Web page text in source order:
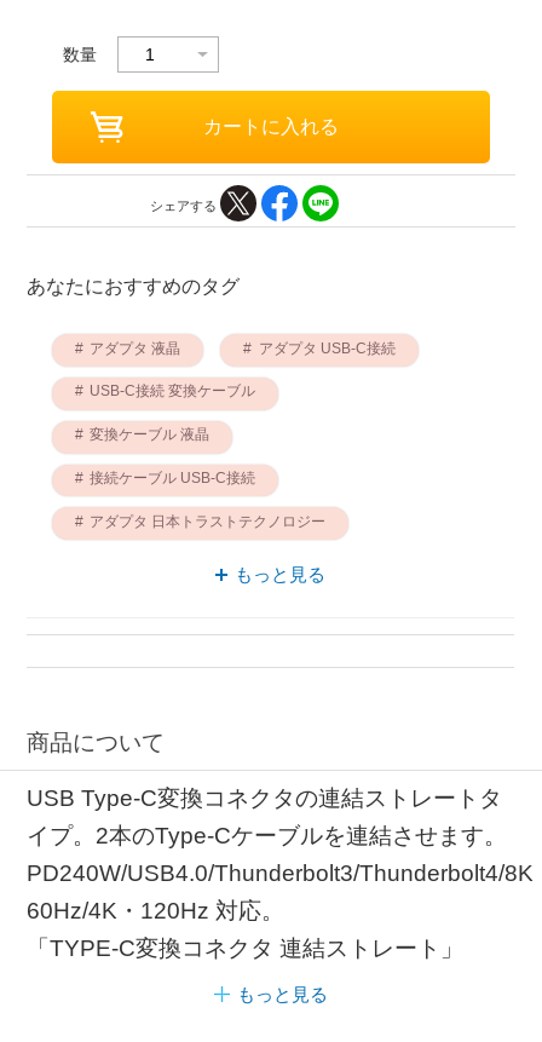
数量
シェアする
あなたにおすすめのタグ
アダプタ 液晶 アダプタ USB-C接続
USB-C接続 変換ケーブル
変換ケーブル 液晶
接続ケーブル USB-C接続
アダプタ 日本トラストテクノロジー
ストレート アダプタ
もっと見る
商品について
USB Type-C変換コネクタの連結ストレートタ
イプ。2本のType-Cケーブルを連結させます。
PD240W/USB4.0/Thunderbolt3/Thunderbolt4/8K
60Hz/4K・120Hz 対応。
「TYPE-C変換コネクタ 連結ストレート」
もっと見る